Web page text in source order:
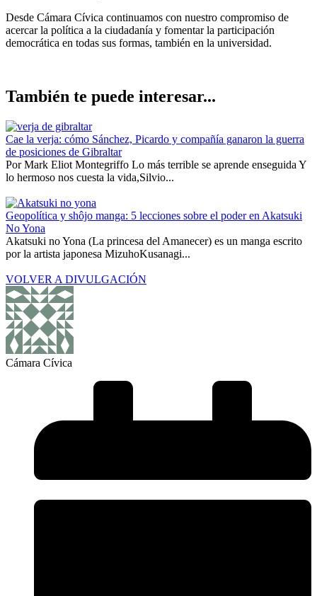
Desde Cámara Cívica continuamos con nuestro compromiso de
acercar la política a la ciudadanía y fomentar la participación
democrática en todas sus formas, también en la universidad.
También te puede interesar...
Cae la verja: cómo Sánchez, Picardo y compañía ganaron la guerra
de posiciones de Gibraltar
Por Mark Eliot Montegriffo Lo más terrible se aprende enseguida Y
lo hermoso nos cuesta la vida,Silvio...
Geopolítica y shôjo manga: 5 lecciones sobre el poder en Akatsuki
No Yona
Akatsuki no Yona (La princesa del Amanecer) es un manga escrito
por la artista japonesa MizuhoKusanagi...
VOLVER A DIVULGACIÓN
Cámara Cívica